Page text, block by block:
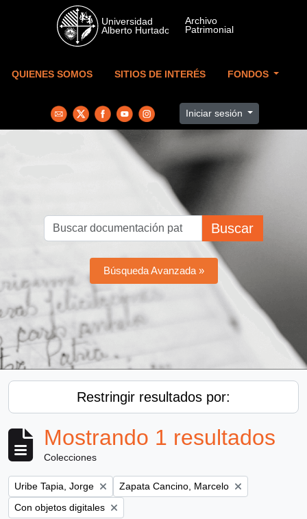
Skip to main content
QUIENES SOMOS SITIOS DE INTERÉS FONDOS
Iniciar sesión
Buscar
Búsqueda Avanzada »
Restringir resultados por:
Mostrando 1 resultados
Colecciones
Remove filter:
Uribe Tapia, Jorge Remove filter:
Zapata Cancino, Marcelo
Remove filter:
Con objetos digitales